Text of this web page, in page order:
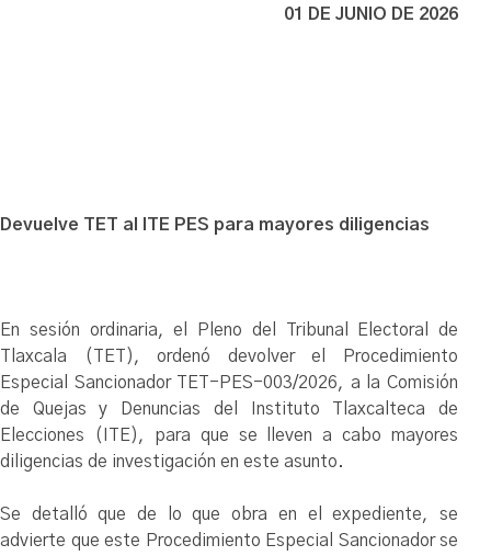
01 DE JUNIO DE 2026
Devuelve TET al ITE PES para mayores diligencias
En sesión ordinaria, el Pleno del Tribunal Electoral de
Tlaxcala (TET), ordenó devolver el Procedimiento
Especial Sancionador TET-PES-003/2026, a la Comisión
de Quejas y Denuncias del Instituto Tlaxcalteca de
Elecciones (ITE), para que se lleven a cabo mayores
diligencias de investigación en este asunto.
Se detalló que de lo que obra en el expediente, se
advierte que este Procedimiento Especial Sancionador se